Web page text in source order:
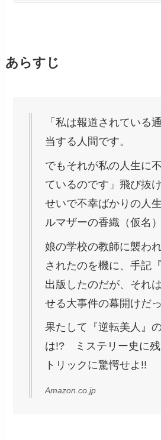
あらすじ
「私は報道されている
当する人間です。
でもそれが私の人生に
ているのです」飛び抜
せいで不幸ばかりの人
ルマザーの香織（仮名）
娘の学校の教師に襲わ
されたのを機に、手記
出版したのだが、それ
せる大事件の幕開けだ
果たして『逆転美人』
は!? ミステリー史に
トリックに驚愕せよ!!
Amazon.co.jp